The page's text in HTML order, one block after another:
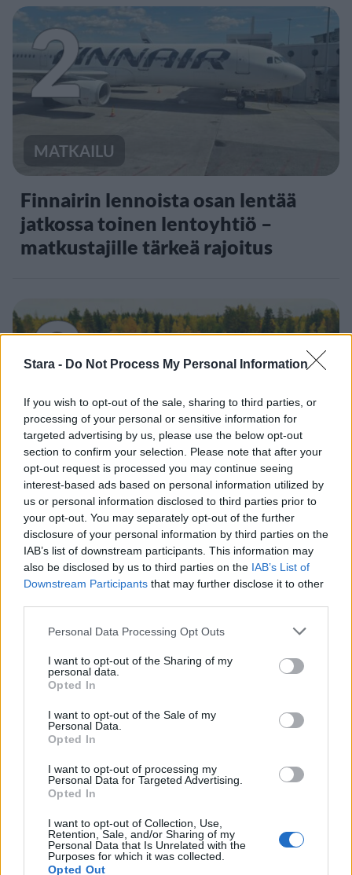
Stara - Do Not Process My Personal Information
If you wish to opt-out of the sale, sharing to third parties, or
processing of your personal or sensitive information for
targeted advertising by us, please use the below opt-out
section to confirm your selection. Please note that after your
opt-out request is processed you may continue seeing
interest-based ads based on personal information utilized by
us or personal information disclosed to third parties prior to
your opt-out. You may separately opt-out of the further
disclosure of your personal information by third parties on the
IAB’s list of downstream participants. This information may
also be disclosed by us to third parties on the IAB’s List of
Downstream Participants that may further disclose it to other
Personal Data Processing Opt Outs
I want to opt-out of the Sharing of my
personal data.
Opted In
I want to opt-out of the Sale of my
Personal Data.
Opted In
I want to opt-out of processing my
Personal Data for Targeted Advertising.
Opted In
I want to opt-out of Collection, Use,
Retention, Sale, and/or Sharing of my
Personal Data that Is Unrelated with the
Purposes for which it was collected.
Opted Out
2
MATKAILU
Finnairin lennoista osan lentää
jatkossa toinen lentoyhtiö –
matkustajille tärkeä rajoitus
3
VIIHDEUUTISET
Sääennuste ulottuu nyt
marraskuulle – tältä näyttää
syksyn sää
4
UUTISET
Kela voi leikata tukia